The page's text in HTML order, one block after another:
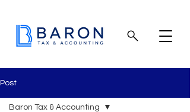
Post
Baron Tax & Accounting